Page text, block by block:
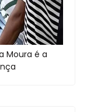
Moura é a